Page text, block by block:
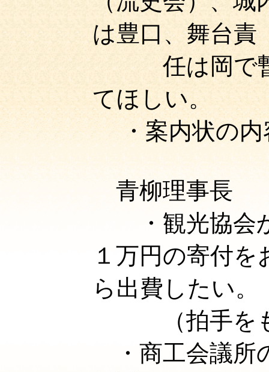
は豊口、舞台責
任は岡で暫定
てほしい。
・案内状の
青柳理事長
・ 観光協会
１万円の寄付
ら出費したい。
（拍手をも
・商工会議所